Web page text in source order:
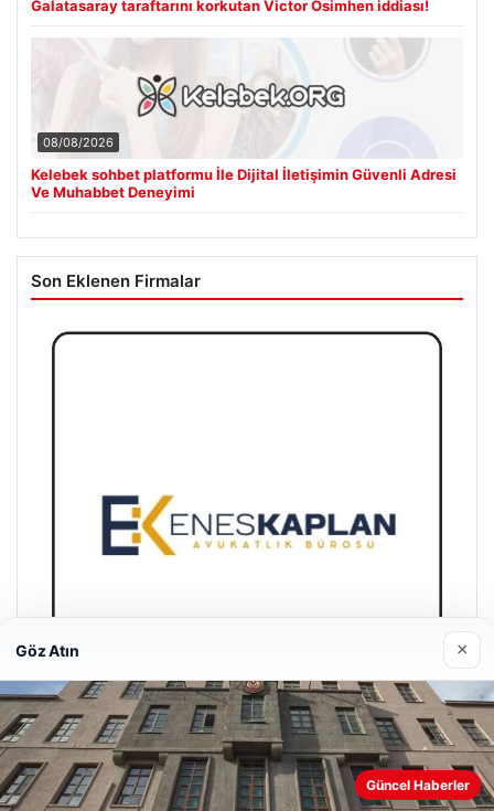
Galatasaray taraftarını korkutan Victor Osimhen iddiası!
08/08/2026
Kelebek sohbet platformu İle Dijital İletişimin Güvenli Adresi
Ve Muhabbet Deneyimi
Son Eklenen Firmalar
Enes Kaplan Avukatlık Bürosu
28/04/2026
Göz Atın ×
Güncel Haberler